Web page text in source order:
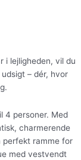
i lejligheden, vil du
– dér, hvor
4 personer. Med
charmerende
perfekt ramme for
med vestvendt